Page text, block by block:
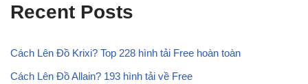
Recent Posts
Cách Lên Đồ Krixi? Top 228 hình tải Free hoàn toàn
Cách Lên Đồ Allain? 193 hình tải về Free